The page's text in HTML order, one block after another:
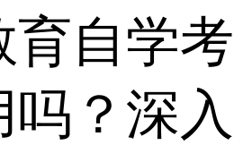
育自学考
？深入